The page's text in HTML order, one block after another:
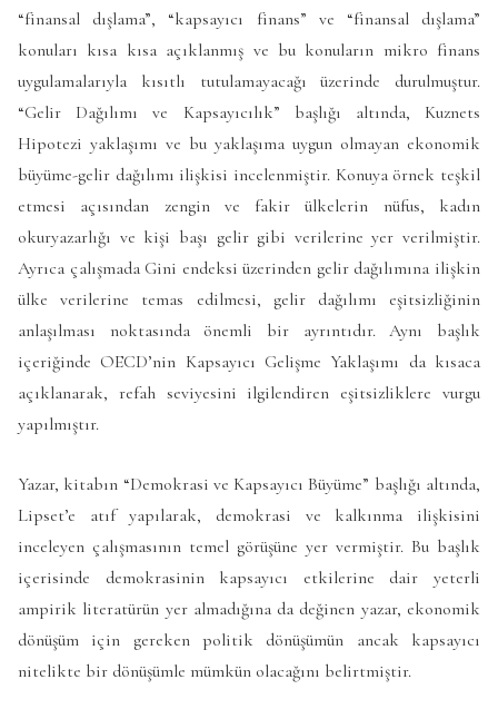
“finansal dışlama”, “kapsayıcı finans” ve “finansal dışlama”
konuları kısa kısa açıklanmış ve bu konuların mikro finans
uygulamalarıyla kısıtlı tutulamayacağı üzerinde durulmuştur.
“Gelir Dağılımı ve Kapsayıcılık” başlığı altında, Kuznets
Hipotezi yaklaşımı ve bu yaklaşıma uygun olmayan ekonomik
büyüme-gelir dağılımı ilişkisi incelenmiştir. Konuya örnek teşkil
etmesi açısından zengin ve fakir ülkelerin nüfus, kadın
okuryazarlığı ve kişi başı gelir gibi verilerine yer verilmiştir.
Ayrıca çalışmada Gini endeksi üzerinden gelir dağılımına ilişkin
ülke verilerine temas edilmesi, gelir dağılımı eşitsizliğinin
anlaşılması noktasında önemli bir ayrıntıdır. Aynı başlık
içeriğinde OECD’nin Kapsayıcı Gelişme Yaklaşımı da kısaca
açıklanarak, refah seviyesini ilgilendiren eşitsizliklere vurgu
yapılmıştır.
Yazar, kitabın “Demokrasi ve Kapsayıcı Büyüme” başlığı altında,
Lipset’e atıf yapılarak, demokrasi ve kalkınma ilişkisini
inceleyen çalışmasının temel görüşüne yer vermiştir. Bu başlık
içerisinde demokrasinin kapsayıcı etkilerine dair yeterli
ampirik literatürün yer almadığına da değinen yazar, ekonomik
dönüşüm için gereken politik dönüşümün ancak kapsayıcı
nitelikte bir dönüşümle mümkün olacağını belirtmiştir.